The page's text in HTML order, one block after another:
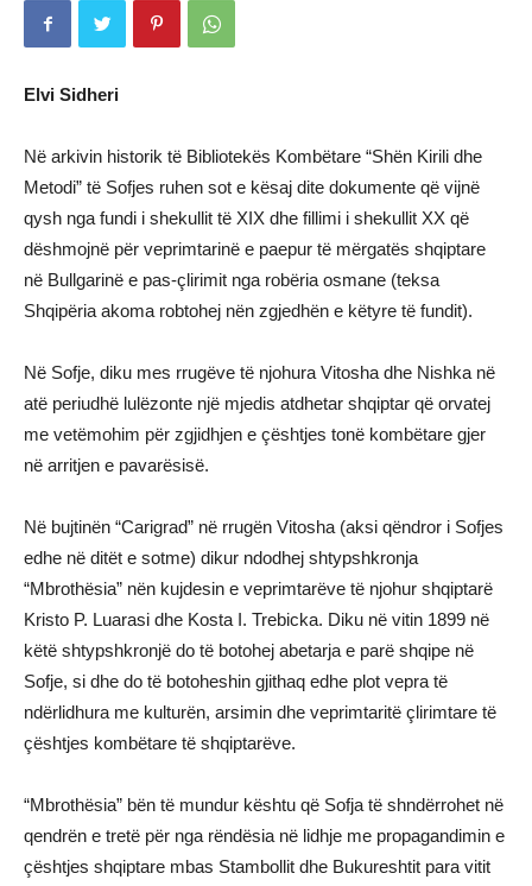
Elvi Sidheri
Në arkivin historik të Bibliotekës Kombëtare “Shën Kirili dhe
Metodi” të Sofjes ruhen sot e kësaj dite dokumente që vijnë
qysh nga fundi i shekullit të XIX dhe fillimi i shekullit XX që
dëshmojnë për veprimtarinë e paepur të mërgatës shqiptare
në Bullgarinë e pas-çlirimit nga robëria osmane (teksa
Shqipëria akoma robtohej nën zgjedhën e këtyre të fundit).
Në Sofje, diku mes rrugëve të njohura Vitosha dhe Nishka në
atë periudhë lulëzonte një mjedis atdhetar shqiptar që orvatej
me vetëmohim për zgjidhjen e çështjes tonë kombëtare gjer
në arritjen e pavarësisë.
Në bujtinën “Carigrad” në rrugën Vitosha (aksi qëndror i Sofjes
edhe në ditët e sotme) dikur ndodhej shtypshkronja
“Mbrothësia” nën kujdesin e veprimtarëve të njohur shqiptarë
Kristo P. Luarasi dhe Kosta I. Trebicka. Diku në vitin 1899 në
këtë shtypshkronjë do të botohej abetarja e parë shqipe në
Sofje, si dhe do të botoheshin gjithaq edhe plot vepra të
ndërlidhura me kulturën, arsimin dhe veprimtaritë çlirimtare të
çështjes kombëtare të shqiptarëve.
“Mbrothësia” bën të mundur kështu që Sofja të shndërrohet në
qendrën e tretë për nga rëndësia në lidhje me propagandimin e
çështjes shqiptare mbas Stambollit dhe Bukureshtit para vitit